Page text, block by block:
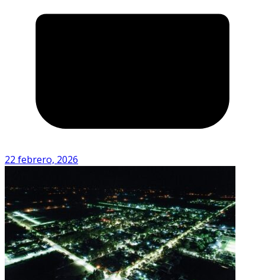
22 febrero, 2026